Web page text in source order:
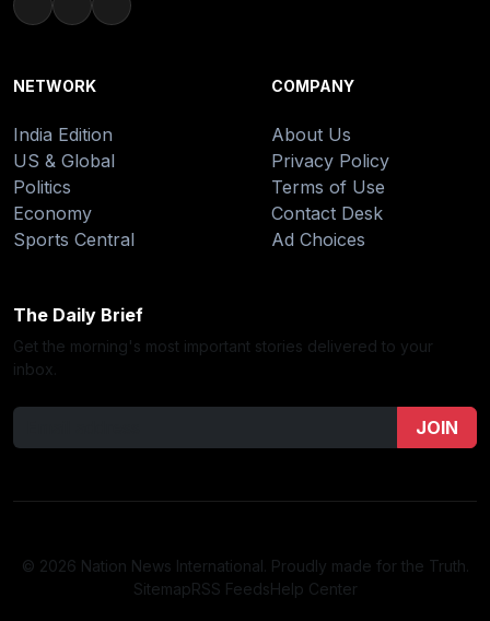
NETWORK
India Edition
US & Global
Politics
Economy
Sports Central
COMPANY
About Us
Privacy Policy
Terms of Use
Contact Desk
Ad Choices
The Daily Brief
Get the morning's most important stories delivered to your
inbox.
JOIN
© 2026 Nation News International. Proudly made for the Truth.
SitemapRSS FeedsHelp Center